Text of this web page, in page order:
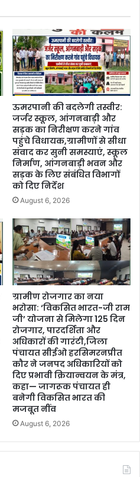
ऊमरपानी की बदलेगी तस्वीर:
जर्जर स्कूल, आंगनबाड़ी और
सड़क का निरीक्षण करने गांव
पहुंचे विधायक,ग्रामीणों से सीधा
संवाद कर सुनी समस्याएं, स्कूल
निर्माण, आंगनबाड़ी भवन और
सड़क के लिए संबंधित विभागों
को दिए निर्देश
August 6, 2026
ग्रामीण रोजगार का नया
भरोसा: ‘विकसित भारत-जी राम
जी’ योजना से मिलेगा 125 दिन
रोजगार, पारदर्शिता और
अधिकारों की गारंटी,जिला
पंचायत सीईओ हरसिमरनप्रीत
कौर ने जनपद अधिकारियों को
दिए प्रभावी क्रियान्वयन के मंत्र,
कहा— जागरूक पंचायत ही
बनेगी विकसित भारत की
मजबूत नींव
August 6, 2026